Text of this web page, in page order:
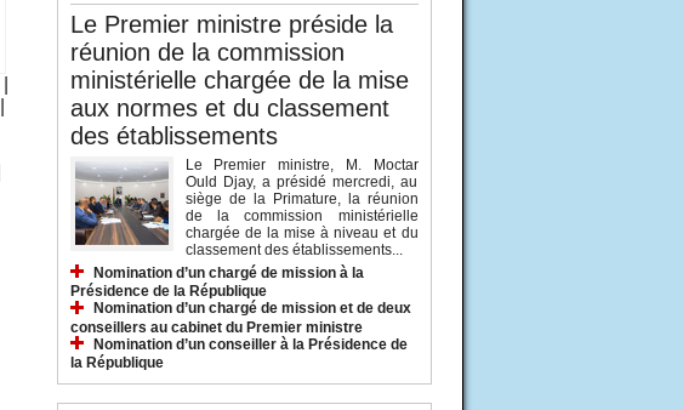
Le Premier ministre préside la
réunion de la commission
ministérielle chargée de la mise
aux normes et du classement
des établissements
Le Premier ministre, M. Moctar
Ould Djay, a présidé mercredi, au
siège de la Primature, la réunion
de la commission ministérielle
chargée de la mise à niveau et du
classement des établissements...
Nomination d’un chargé de mission à la
Présidence de la République
Nomination d’un chargé de mission et de deux
conseillers au cabinet du Premier ministre
Nomination d’un conseiller à la Présidence de
la République